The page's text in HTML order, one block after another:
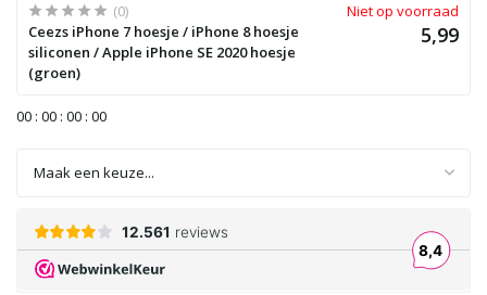
(0)
Ceezs iPhone 7 hoesje / iPhone 8 hoesje
siliconen / Apple iPhone SE 2020 hoesje
(groen)
Niet op voorraad
5,99
00 : 00 : 00 : 00